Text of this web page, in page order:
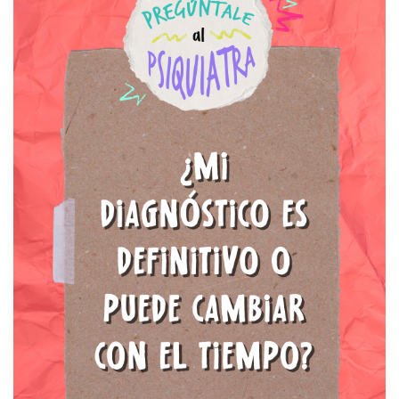
Tipos de Psicoterapia
Mecanismos de
defensa
Esquizofrenia
Ayer y hoy de la
psiquiatría
Salud mental en
hombres
Mentalizarte in English
Salud Mental después
del COVID-19
Relaciones
Interpersonales